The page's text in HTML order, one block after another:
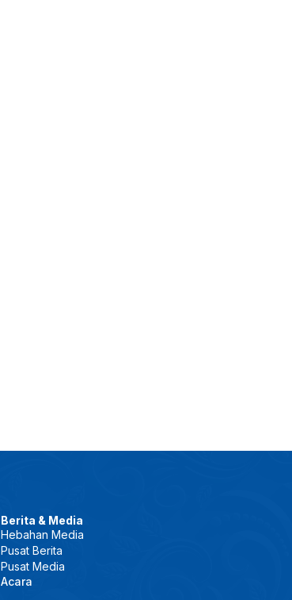
Berita & Media
Hebahan Media
Pusat Berita
Pusat Media
Acara